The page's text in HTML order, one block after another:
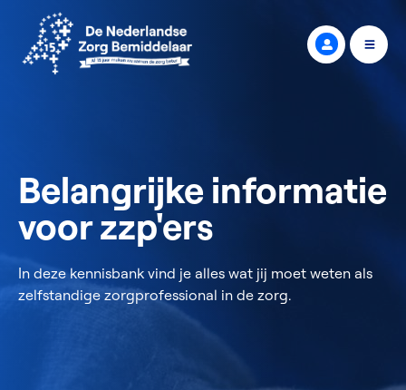
Belangrijke informatie
voor zzp'ers
In deze kennisbank vind je alles wat jij moet weten als
zelfstandige zorgprofessional in de zorg.